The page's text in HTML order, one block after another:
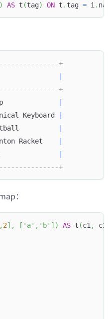
) AS t (tag) ON t . tag = i .
+
+
Keyboard
Racket
+
：
,2] , [ 'a' , 'b' ] ) AS t (c1 , c2